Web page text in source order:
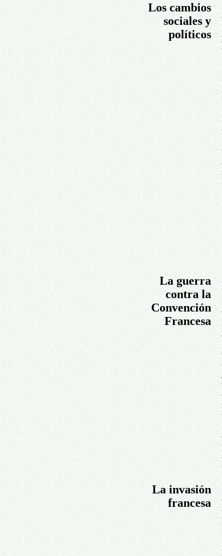
Los cambios
sociales y
políticos
La guerra
contra la
Convención
Francesa
La invasión
francesa